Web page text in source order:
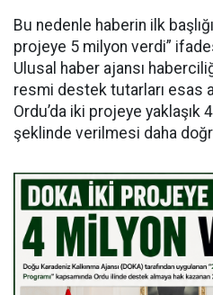
Bu nedenle haberin ilk
projeye 5 milyon verdi”
Ulusal haber ajansı
resmi destek tutarları esas
Ordu’da iki projeye yaklaşık
şeklinde verilmesi daha